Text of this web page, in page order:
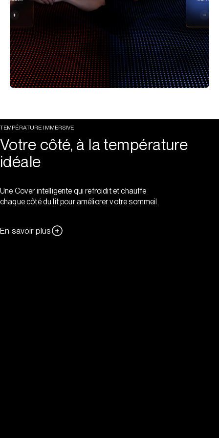
TEMPÉRATURE IMMERSIVE
Votre côté, à la température
idéale
Une Cover intelligente qui refroidit et chauffe
chaque côté du lit pour améliorer votre sommeil.
En savoir plus